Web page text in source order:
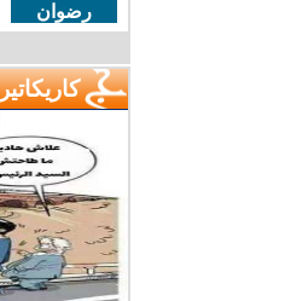
رضوان
كاريكاتير